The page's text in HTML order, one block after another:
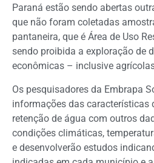
Paraná estão sendo abertas
que não foram coletadas
pantaneira, que é Área de Uso
sendo proibida a exploração de
econômicas – inclusive
Os pesquisadores da Embrapa
informações das características
retenção de água com outros
condições climáticas,
e desenvolverão estudos